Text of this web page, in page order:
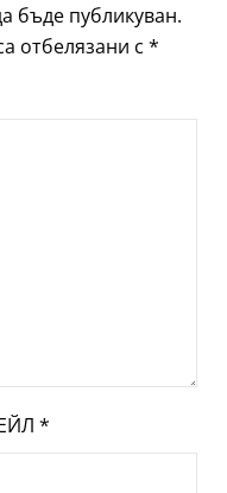
бъде публикуван.
отбелязани с *
*